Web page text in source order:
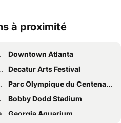
à proximité
Downtown Atlanta
Decatur Arts Festival
Parc Olympique du Centenaire
Bobby Dodd Stadium
Georgia Aquarium